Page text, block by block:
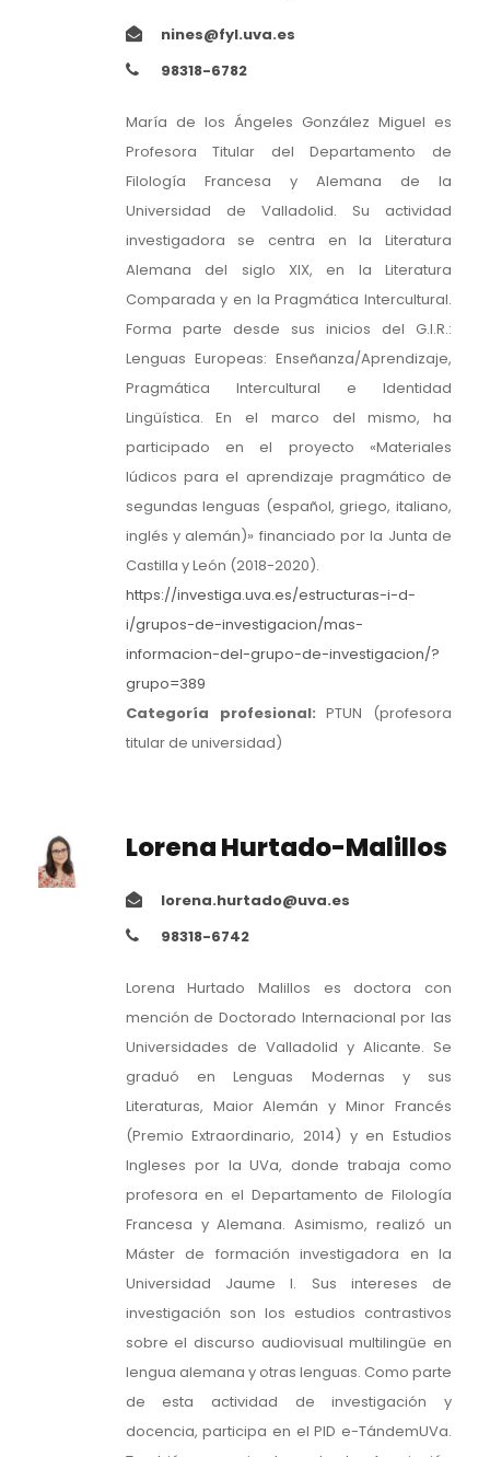
nines@fyl.uva.es
98318-6782
María de los Ángeles González Miguel es
Profesora Titular del Departamento de
Filología Francesa y Alemana de la
Universidad de Valladolid. Su actividad
investigadora se centra en la Literatura
Alemana del siglo XIX, en la Literatura
Comparada y en la Pragmática Intercultural.
Forma parte desde sus inicios del G.I.R.:
Lenguas Europeas: Enseñanza/Aprendizaje,
Pragmática Intercultural e Identidad
Lingüística. En el marco del mismo, ha
participado en el proyecto «Materiales
lúdicos para el aprendizaje pragmático de
segundas lenguas (español, griego, italiano,
inglés y alemán)» financiado por la Junta de
Castilla y León (2018-2020).
https://investiga.uva.es/estructuras-i-d-
i/grupos-de-investigacion/mas-
informacion-del-grupo-de-investigacion/?
grupo=389
Categoría profesional: PTUN (profesora
titular de universidad)
Lorena Hurtado-Malillos
lorena.hurtado@uva.es
98318-6742
Lorena Hurtado Malillos es doctora con
mención de Doctorado Internacional por las
Universidades de Valladolid y Alicante. Se
graduó en Lenguas Modernas y sus
Literaturas, Maior Alemán y Minor Francés
(Premio Extraordinario, 2014) y en Estudios
Ingleses por la UVa, donde trabaja como
profesora en el Departamento de Filología
Francesa y Alemana. Asimismo, realizó un
Máster de formación investigadora en la
Universidad Jaume I. Sus intereses de
investigación son los estudios contrastivos
sobre el discurso audiovisual multilingüe en
lengua alemana y otras lenguas. Como parte
de esta actividad de investigación y
docencia, participa en el PID e-TándemUVa.